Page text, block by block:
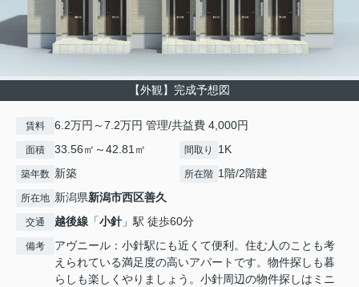
【外観】完成予想図
賃料 6.2万円～7.2万円 管理/共益費 4,000円
面積 33.56㎡～42.81㎡ 間取り 1K
築年数 新築 所在階 1階/2階建
所在地 新潟県新潟市西区善久
交通 越後線 「小針」駅 徒歩60分
備考
アヴニール：小針駅にも近くて便利。住む人のことも考
えられている満足度の高いアパートです。物件探しも暮
らしも楽しくやりましょう。小針周辺の物件探しはミニ